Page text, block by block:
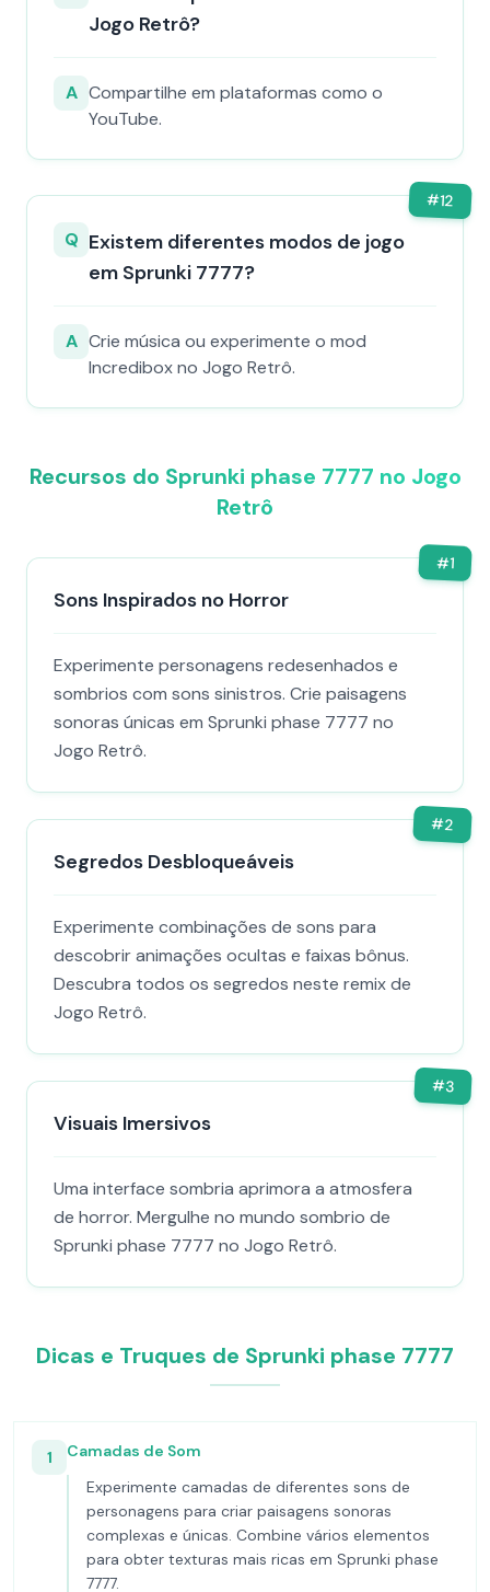
Jogo Retrô?
A Compartilhe em plataformas como o
YouTube.
#12
Q Existem diferentes modos de jogo
em Sprunki 7777?
A Crie música ou experimente o mod
Incredibox no Jogo Retrô.
Recursos do Sprunki phase 7777 no Jogo
Retrô
#1
Sons Inspirados no Horror
Experimente personagens redesenhados e
sombrios com sons sinistros. Crie paisagens
sonoras únicas em Sprunki phase 7777 no
Jogo Retrô.
#2
Segredos Desbloqueáveis
Experimente combinações de sons para
descobrir animações ocultas e faixas bônus.
Descubra todos os segredos neste remix de
Jogo Retrô.
#3
Visuais Imersivos
Uma interface sombria aprimora a atmosfera
de horror. Mergulhe no mundo sombrio de
Sprunki phase 7777 no Jogo Retrô.
Dicas e Truques de Sprunki phase 7777
1
Camadas de Som
Experimente camadas de diferentes sons de
personagens para criar paisagens sonoras
complexas e únicas. Combine vários elementos
para obter texturas mais ricas em Sprunki phase
7777.